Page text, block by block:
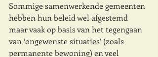
Sommige samenwerkende gemeenten
hebben hun beleid wel afgestemd
maar vaak op basis van het tegengaan
van ‘ongewenste situaties’ (zoals
permanente bewoning) en veel